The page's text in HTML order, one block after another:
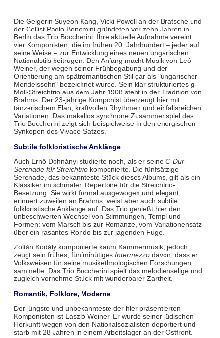
Die Geigerin Suyeon Kang, Vicki Powell an der Bratsche und
der Cellist Paolo Bonomini gründeten vor zehn Jahren in
Berlin das Trio Boccherini. Ihre aktuelle Aufnahme vereint
vier Komponisten, die im frühen 20. Jahrhundert – jeder auf
seine Weise – zur Entwicklung eines neuen ungarischen
Nationalstils beitrugen. Den Anfang macht Musik von Leó
Weiner, der wegen seiner Frühbegabung und der
Orientierung am spätromantischen Stil gar als "ungarischer
Mendelssohn" bezeichnet wurde. Sein klar strukturiertes g-
Moll-Streichtrio aus dem Jahr 1908 steht in der Tradition von
Brahms. Der 23-jährige Komponist überzeugt hier mit
tänzerischem Elan, kraftvollen Rhythmen und einfallsreichen
Variationen. Das makellos synchrone Zusammenspiel des
Trio Boccherini zeigt sich beispielweise in den energischen
Synkopen des Vivace-Satzes.
Subtile folkloristische Anklänge
Auch Ernő Dohnányi studierte noch, als er seine C-Dur-
Serenade für Streichtriokomponierte. Die fünfsätzige
Serenade, das bekannteste Stück dieses Albums, gilt als ein
Klassiker im schmalen Repertoire für die Streichtrio-
Besetzung. Sie wirkt formal ausgewogen und elegant,
erinnert zuweilen an Brahms, weist aber auch subtile
folkloristische Anklänge auf. Das Trio genießt hier den
unbeschwerten Wechsel von Stimmungen, Tempi und
Formen: vom Marsch bis zur Romanze, vom Variationensatz
über ein rasantes Rondo bis zur jagenden Fuge.
Zoltán Kodály komponierte kaum Kammermusik, jedoch
zeugt sein frühes, fünfminütiges Intermezzodavon, dass er
Volksweisen für seine musikethnologischen Forschungen
sammelte. Das Trio Boccherini spielt das melodienselige und
zugleich vornehme Stück mit wunderbarer Zartheit.
Romantik, Folklore, Moderne
Der jüngste und unbekannteste der hier präsentierten
Komponisten ist László Weiner. Er wurde seiner jüdischen
Herkunft wegen von den Nationalsozialisten deportiert und
starb mit 28 Jahren in einem Arbeitslager an der Ostfront.